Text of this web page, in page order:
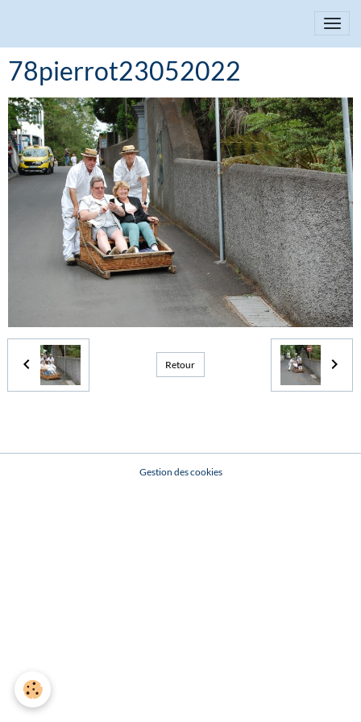
78pierrot23052022
Retour
Gestion des cookies